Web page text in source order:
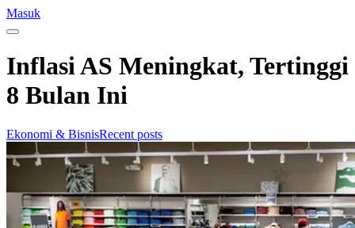
Masuk
Inflasi AS Meningkat, Tertinggi
8 Bulan Ini
Ekonomi & BisnisRecent posts